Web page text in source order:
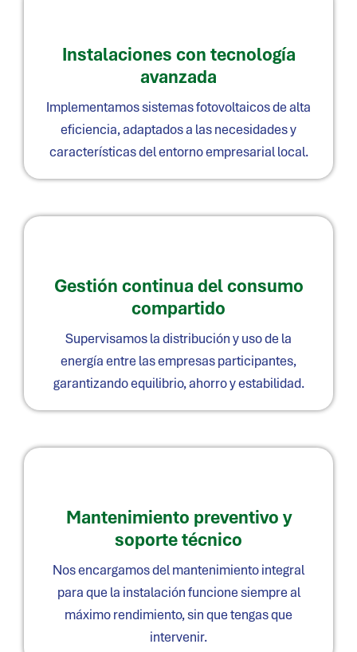
Instalaciones con tecnología
avanzada
Implementamos sistemas fotovoltaicos de alta
eficiencia, adaptados a las necesidades y
características del entorno empresarial local.
Gestión continua del consumo
compartido
Supervisamos la distribución y uso de la
energía entre las empresas participantes,
garantizando equilibrio, ahorro y estabilidad.
Mantenimiento preventivo y
soporte técnico
Nos encargamos del mantenimiento integral
para que la instalación funcione siempre al
máximo rendimiento, sin que tengas que
intervenir.